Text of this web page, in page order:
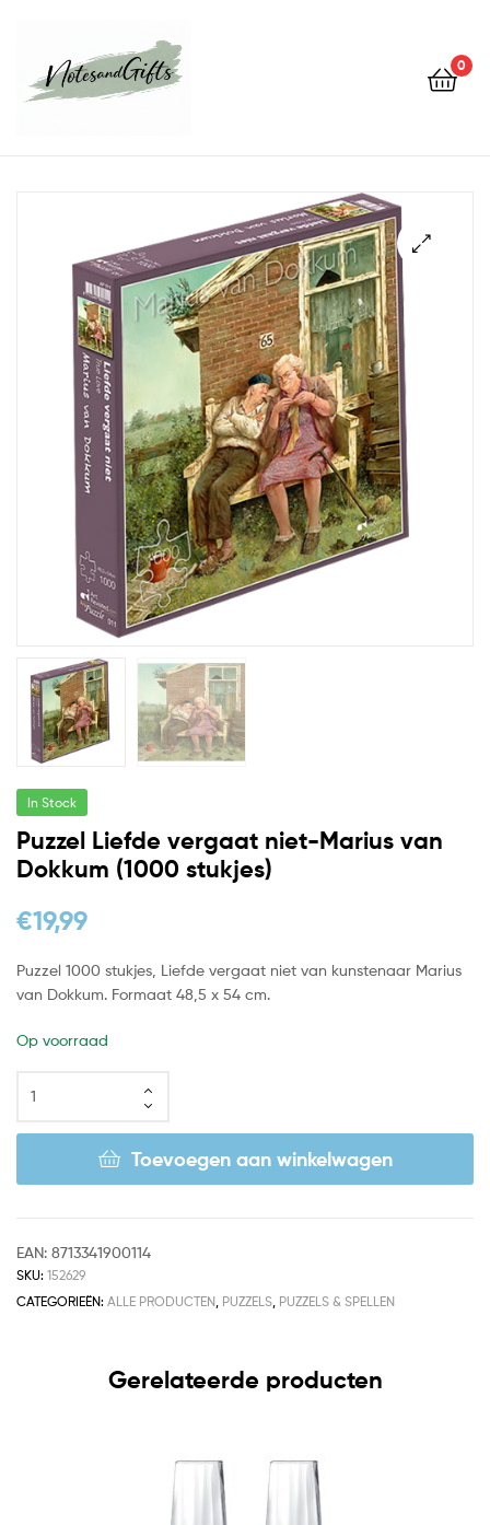
0
In Stock
Puzzel Liefde vergaat niet-Marius van
Dokkum (1000 stukjes)
€19,99
Puzzel 1000 stukjes, Liefde vergaat niet van kunstenaar Marius
van Dokkum. Formaat 48,5 x 54 cm.
Op voorraad
Toevoegen aan winkelwagen
EAN: 8713341900114
SKU: 152629
CATEGORIEËN: ALLE PRODUCTEN PUZZELS PUZZELS & SPELLEN
Gerelateerde producten